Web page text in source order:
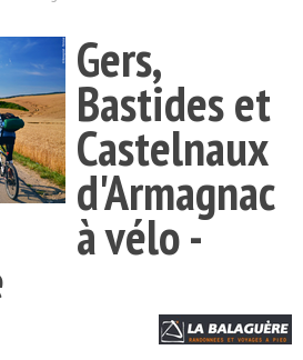
Gers,
Bastides et
Castelnaux
d'Armagnac
à vélo -